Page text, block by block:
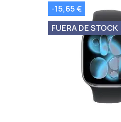
-15,65 €
FUERA DE STOCK